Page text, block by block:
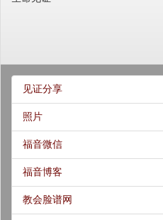
见证分享
照片
福音微信
福音博客
教会脸谱网